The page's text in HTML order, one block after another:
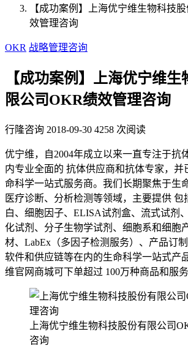
【成功案例】上海优宁维生物科技
效管理咨询
OKR 战略管理咨询
【成功案例】上海优宁维
限公司OKR绩效管理咨询
行隆咨询 2018-09-30 4258 次阅读
优宁维，自2004年成立以来一直专注于抗
内专业全面的 抗体供应商和抗体专家，并
命科学一站式服务商。我们长期聚焦于生
医疗诊断、分析检测等领域，主要提供 包
白、细胞因子、ELISA试剂盒、流式试剂
化试剂、分子生物学试剂、细胞系和细胞
材、LabEx（多因子检测服务）、产品订
软件和供应链等在内的生命科学一站式产
维官网商城可下单超过 100万种商品和服务
上海优宁维生物科技股份有限公司
咨询